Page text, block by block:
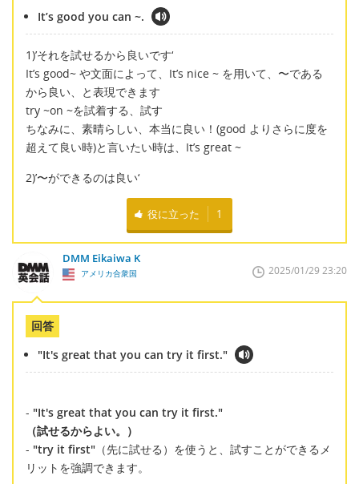
It’s good you can ~.
1)’それを試せるから良いです‘
It’s good~ や文面によって、It’s nice ~ を用いて、〜である
から良い、と表現できます
try ~on ~を試着する、試す
ちなみに、素晴らしい、本当に良い！(good よりさらに度を
超えて良い時)と言いたい時は、It’s great ~
2)’〜ができるのは良い‘
役に立った 1
DMM Eikaiwa K
アメリカ合衆国 2025/01/29 23:20
回答
"It's great that you can try it first."
- "It's great that you can try it first."
（試せるからよい。）
- "try it first" （先に試せる）を使うと、試すことができるメ
リットを強調できます。